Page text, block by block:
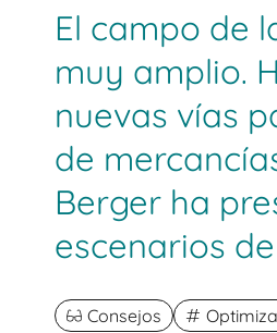
El campo de
muy amplio.
nuevas vías
de
Berger ha
escenarios
Consejos